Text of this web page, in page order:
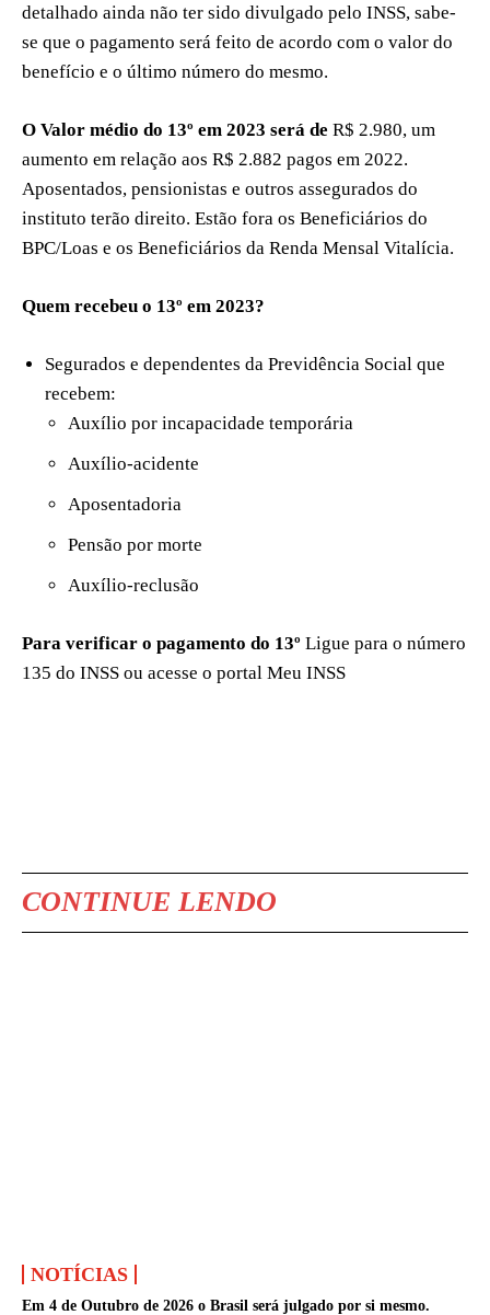
detalhado ainda não ter sido divulgado pelo INSS, sabe-
se que o pagamento será feito de acordo com o valor do
benefício e o último número do mesmo.
O Valor médio do 13º em 2023 será de R$ 2.980, um
aumento em relação aos R$ 2.882 pagos em 2022.
Aposentados, pensionistas e outros assegurados do
instituto terão direito. Estão fora os Beneficiários do
BPC/Loas e os Beneficiários da Renda Mensal Vitalícia.
Quem recebeu o 13º em 2023?
Segurados e dependentes da Previdência Social que
recebem:
Auxílio por incapacidade temporária
Auxílio-acidente
Aposentadoria
Pensão por morte
Auxílio-reclusão
Para verificar o pagamento do 13º Ligue para o número
135 do INSS ou acesse o portal Meu INSS
CONTINUE LENDO
NOTÍCIAS
Em 4 de Outubro de 2026 o Brasil será julgado por si mesmo.